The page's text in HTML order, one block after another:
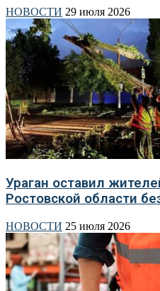
НОВОСТИ 29 июля 2026
Ураган оставил
Ростовской области
НОВОСТИ 25 июля 2026